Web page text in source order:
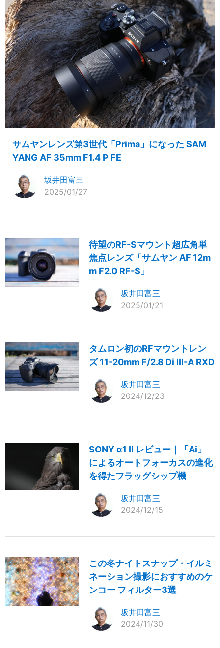
サムヤンレンズ第3世代「Prima」になった SAM
YANG AF 35mm F1.4 P FE
坂井田富三
2025/01/27
待望のRF-Sマウント超広角単
焦点レンズ「サムヤン AF 12m
m F2.0 RF-S」
坂井田富三
2025/01/21
タムロン初のRFマウントレン
ズ 11-20mm F/2.8 Di III-A RXD
坂井田富三
2024/12/23
SONY α1 II レビュー｜「Ai」
によるオートフォーカスの進化
を得たフラッグシップ機
坂井田富三
2024/12/15
この冬ナイトスナップ・イルミ
ネーション撮影におすすめのケ
ンコー フィルター3選
坂井田富三
2024/11/30